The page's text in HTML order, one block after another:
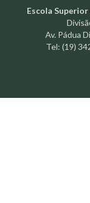
Escola
Av. Pádua
Tel: (19)